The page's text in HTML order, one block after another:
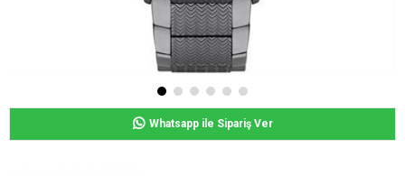
Whatsapp ile Sipariş Ver